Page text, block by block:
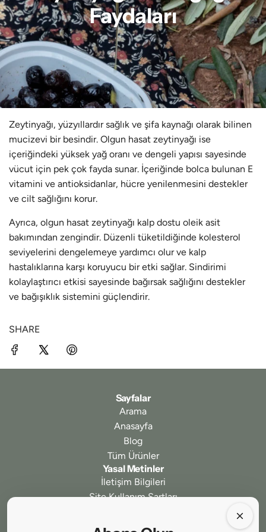
Faydaları
Zeytinyağı, yüzyıllardır sağlık ve şifa kaynağı olarak bilinen
mucizevi bir besindir. Olgun hasat zeytinyağı ise
içeriğindeki yüksek yağ oranı ve dengeli yapısı sayesinde
vücut için pek çok fayda sunar. İçeriğinde bolca bulunan E
vitamini ve antioksidanlar, hücre yenilenmesini destekler
ve cilt sağlığını korur.
Ayrıca, olgun hasat zeytinyağı kalp dostu oleik asit
bakımından zengindir. Düzenli tüketildiğinde kolesterol
seviyelerini dengelemeye yardımcı olur ve kalp
hastalıklarına karşı koruyucu bir etki sağlar. Sindirimi
kolaylaştırıcı etkisi sayesinde bağırsak sağlığını destekler
ve bağışıklık sistemini güçlendirir.
SHARE
Sayfalar
Arama
Anasayfa
Blog
Tüm Ürünler
Yasal Metinler
İletişim Bilgileri
Site Kullanım Şartları
İptal ve İade Koşulları